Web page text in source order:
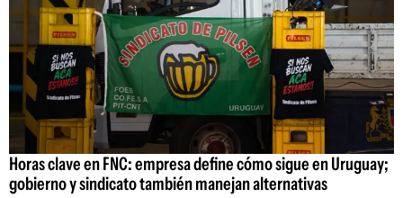
Horas clave en FNC: empresa define cómo sigue en Uruguay;
gobierno y sindicato también manejan alternativas